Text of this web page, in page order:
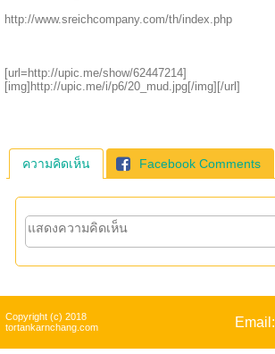
http://www.sreichcompany.com/th/index.php
[url=http://upic.me/show/62447214]
[img]http://upic.me/i/p6/20_mud.jpg[/img][/url]
ความคิดเห็น Facebook Comments
Copyright (c) 2018
tortankarnchang.com
Email: